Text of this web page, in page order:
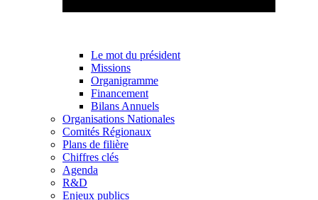
Le mot du président
Missions
Organigramme
Financement
Bilans Annuels
Organisations Nationales
Comités Régionaux
Plans de filière
Chiffres clés
Agenda
R&D
Enjeux publics